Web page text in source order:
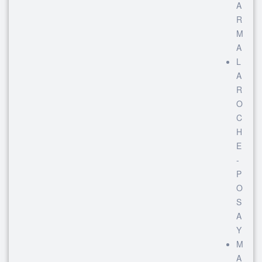
A
R
M
A
L
A
R
O
C
H
E
-
P
O
S
A
Y
M
A